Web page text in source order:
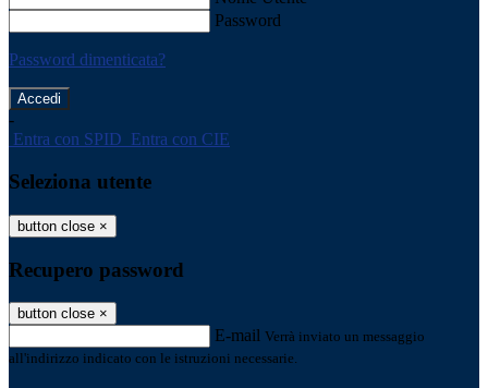
Password
Password dimenticata?
-
Entra con SPID Entra con CIE
Seleziona utente
button close ×
Recupero password
button close ×
E-mail Verrà inviato un messaggio
all'indirizzo indicato con le istruzioni necessarie.